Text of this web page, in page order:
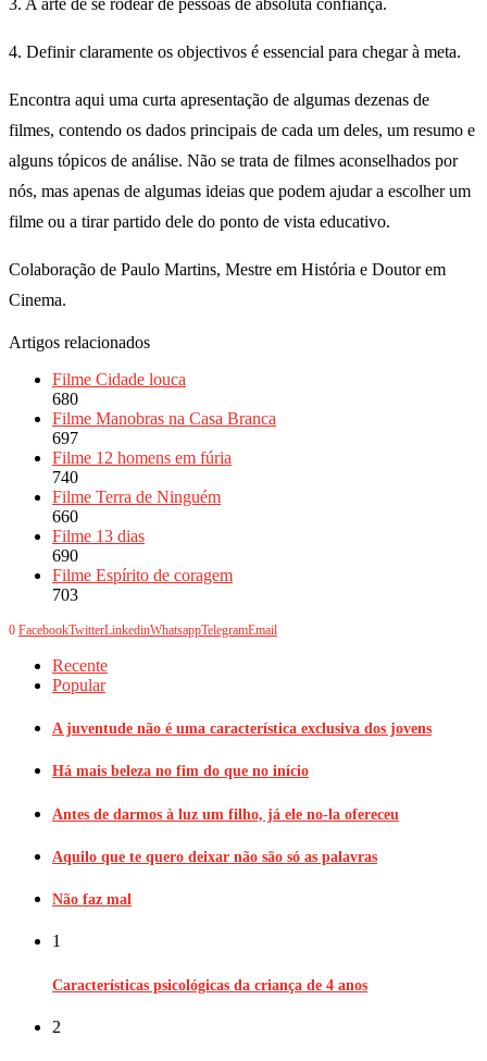
4. Definir claramente os objectivos é essencial para chegar à meta.
Encontra aqui uma curta apresentação de algumas dezenas de
filmes, contendo os dados principais de cada um deles, um resumo e
alguns tópicos de análise. Não se trata de filmes aconselhados por
nós, mas apenas de algumas ideias que podem ajudar a escolher um
filme ou a tirar partido dele do ponto de vista educativo.
Colaboração de Paulo Martins, Mestre em História e Doutor em
Cinema.
Artigos relacionados
Filme Cidade louca
680
Filme Manobras na Casa Branca
697
Filme 12 homens em fúria
740
Filme Terra de Ninguém
660
Filme 13 dias
690
Filme Espírito de coragem
703
0 FacebookTwitterLinkedinWhatsappTelegramEmail
Recente
Popular
A juventude não é uma característica exclusiva dos jovens
Há mais beleza no fim do que no início
Antes de darmos à luz um filho, já ele no-la ofereceu
Aquilo que te quero deixar não são só as palavras
Não faz mal
1
Características psicológicas da criança de 4 anos
2